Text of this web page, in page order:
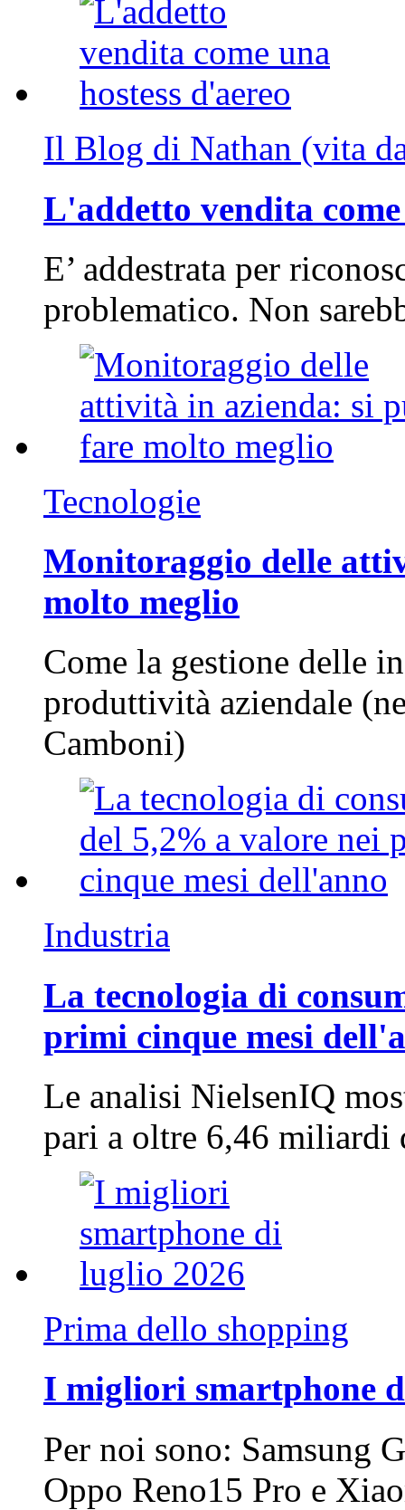
Il Blog di Nathan (vita
L'addetto vendita
E’ addestrata per
problematico. Non
Tecnologie
Monitoraggio delle
molto meglio
Come la gestione delle
produttività aziendale
Camboni)
Industria
La tecnologia di
primi cinque mesi
Le analisi NielsenIQ
pari a oltre 6,46
Prima dello shopping
I migliori smartphone
Per noi sono: Samsung
Oppo Reno15 Pro e